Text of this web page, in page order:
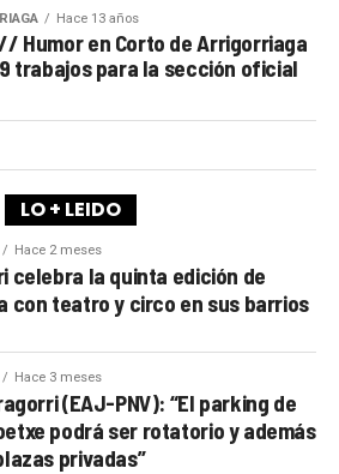
Hace 13 años
// Humor en Corto de Arrigorriaga
trabajos para la sección oficial
LO + LEIDO
Hace 2 meses
celebra la quinta edición de
con teatro y circo en sus barrios
Hace 3 meses
(EAJ-PNV): “El parking de
podrá ser rotatorio y además
privadas”